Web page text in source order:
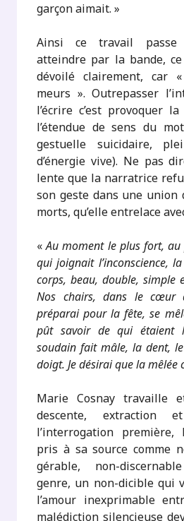
garçon aimait. »
Ainsi ce travail passe
atteindre par la bande,
dévoilé clairement,
meurs ». Outrepasser
l’écrire c’est provoquer
l’étendue de sens du mot
gestuelle suicidaire,
d’énergie vive). Ne pas
lente que la narratrice
son geste dans une union
morts, qu’elle entrelace
«Au moment le plus fort,
qui joignait l’inconscience,
corps, beau, double, simple
Nos chairs, dans le cœur
préparai pour la fête, se
pût savoir de qui étaient
soudain fait mâle, la dent,
doigt. Je désirai que la mêlée
Marie Cosnay travaille
descente, extraction
l’interrogation
pris à sa source comme
gérable, non-
genre, un non-dicible qui
l’amour inexprimable
malédiction silencieuse